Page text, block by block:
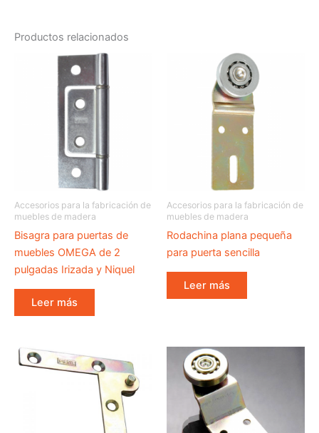
Productos relacionados
Accesorios para la fabricación de
muebles de madera
Bisagra para puertas de
muebles OMEGA de 2
pulgadas Irizada y Niquel
Leer más
Accesorios para la fabricación de
muebles de madera
Rodachina plana pequeña
para puerta sencilla
Leer más